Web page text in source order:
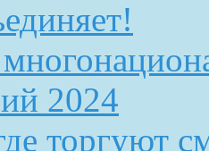
2024
торгуют